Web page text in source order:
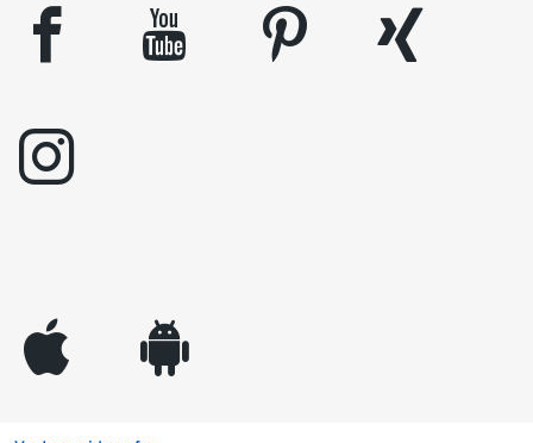
facebook youtube pinterest
xing
instagram
appleinc android